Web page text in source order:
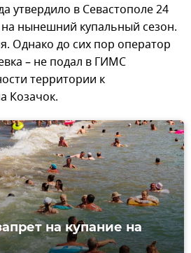
утвердило в Севастополе 24
нынешний купальный сезон.
Однако до сих пор оператор
– не подал в ГИМС
территории к
Козачок.
на купание на